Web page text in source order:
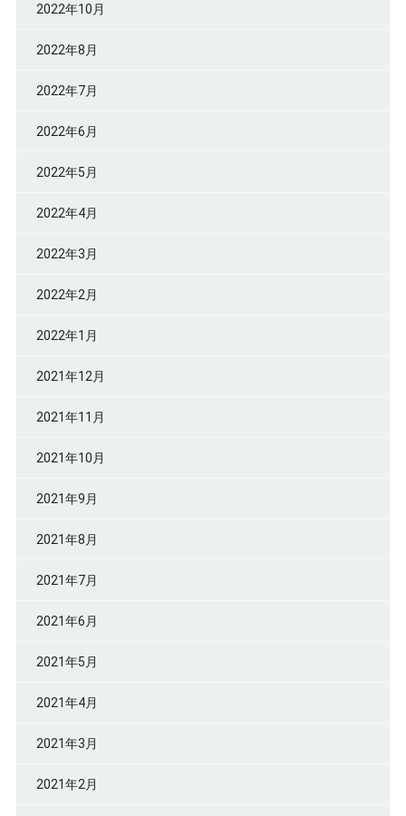
2022年10月
2022年8月
2022年7月
2022年6月
2022年5月
2022年4月
2022年3月
2022年2月
2022年1月
2021年12月
2021年11月
2021年10月
2021年9月
2021年8月
2021年7月
2021年6月
2021年5月
2021年4月
2021年3月
2021年2月